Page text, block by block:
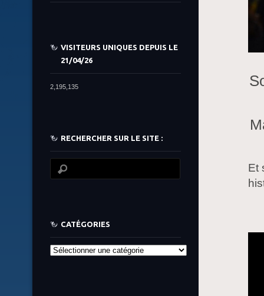
Et
VISITEURS UNIQUES DEPUIS LE
21/04/26
2,195,135
RECHERCHER SUR LE SITE :
CATÉGORIES
Catégories